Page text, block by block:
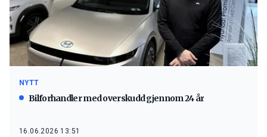
NYTT
Bilforhandler med overskudd gjennom 24 år
16.06.2026 13:51